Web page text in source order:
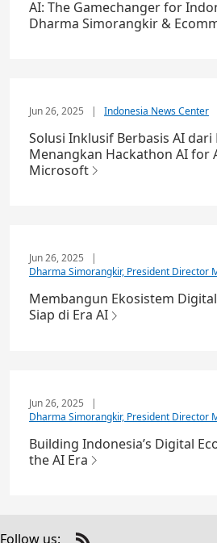
AI: The Gamechanger for
Dharma Simorangkir &
Jun 26, 2025 | Indonesia News Center
Solusi Inklusif Berbasis AI dari
Menangkan Hackathon AI for
Microsoft
Jun 26, 2025
Dharma Simorangkir, President Director
Membangun Ekosistem
Siap di Era AI
Jun 26, 2025
|
Dharma Simorangkir, President Director
Building Indonesia’s Digital
the AI Era
Follow us: